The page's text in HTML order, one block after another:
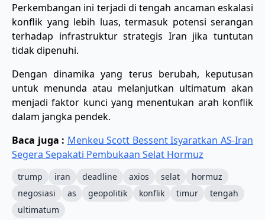
Perkembangan ini terjadi di tengah ancaman eskalasi
konflik yang lebih luas, termasuk potensi serangan
terhadap infrastruktur strategis Iran jika tuntutan
tidak dipenuhi.
Dengan dinamika yang terus berubah, keputusan
untuk menunda atau melanjutkan ultimatum akan
menjadi faktor kunci yang menentukan arah konflik
dalam jangka pendek.
Baca juga : Menkeu Scott Bessent Isyaratkan AS-Iran
Segera Sepakati Pembukaan Selat Hormuz
trump iran deadline axios selat
hormuz
negosiasi
as geopolitik konflik timur
tengah
ultimatum